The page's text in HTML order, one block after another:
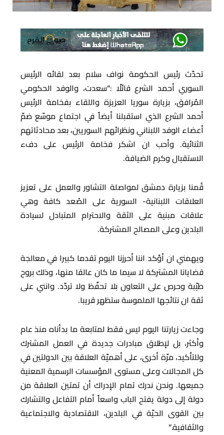
تحدّث رئيس الحكومة نواف سلام بعد لقائه الرئيس
السوري أحمد الشرع قائلًا :”سعدت، والوفد الحكومي
المُرافق، بزيارة سوريا العزيزة واللقاء بفخامة الرئيس
أحمد الشرع الذي استقبلنا أيضاً في اجتماع موسّع ضمّ
أعضاء الوفد اللبناني ونظرائهم السوريين، بعد محادثاتهم
الثنائية. وأحب ان اشكر فخامة الرئيس على دفء
الاستقبال وكرم الضيافة.
قُمنا بزيارة دمشق لمواصلة التشاور والعمل على تعزيز
العلاقات اللبنانية- السورية على الصُعد كافة وهي
علاقات مبنية على الثقة والاحترام المتبادل لسيادة
البلدين وعلى المصالح المشتركة.
ويهمني ان أؤكد اننا أحرزنا اليوم تقدما كبيرا في معالجة
قضايانا المشتركة لا سيما ما كان عالقا منها، وذلك بروح
طيّبة وحرص على التعاون بلا تحفّظ ولا تردّد. وانني على
ثقة ان نتائجها الملموسة ستظهر قريبا.
وجاءت زيارتنا اليوم ليس فقط لمتابعة ما بدأناه منذ عام
وأكثر، بل لإطلاق مبادرات جديدة في العمل المشترك
وللتأكيد، مرّة أخرى، على أهميّة العلاقة بين الدولتين في
كل المجالات وعلى مستوى المؤسسات الرسمية المعنية
جميعها. ونحن ندرك تمام الإدراك أن تمتين العلاقة من
دولة إلى دولة يفتح الباب واسعاً أمام التفاعل والتشارك
بين القوى الحيّة في البلدين، الاقتصادية والاجتماعية
والثقافية.”